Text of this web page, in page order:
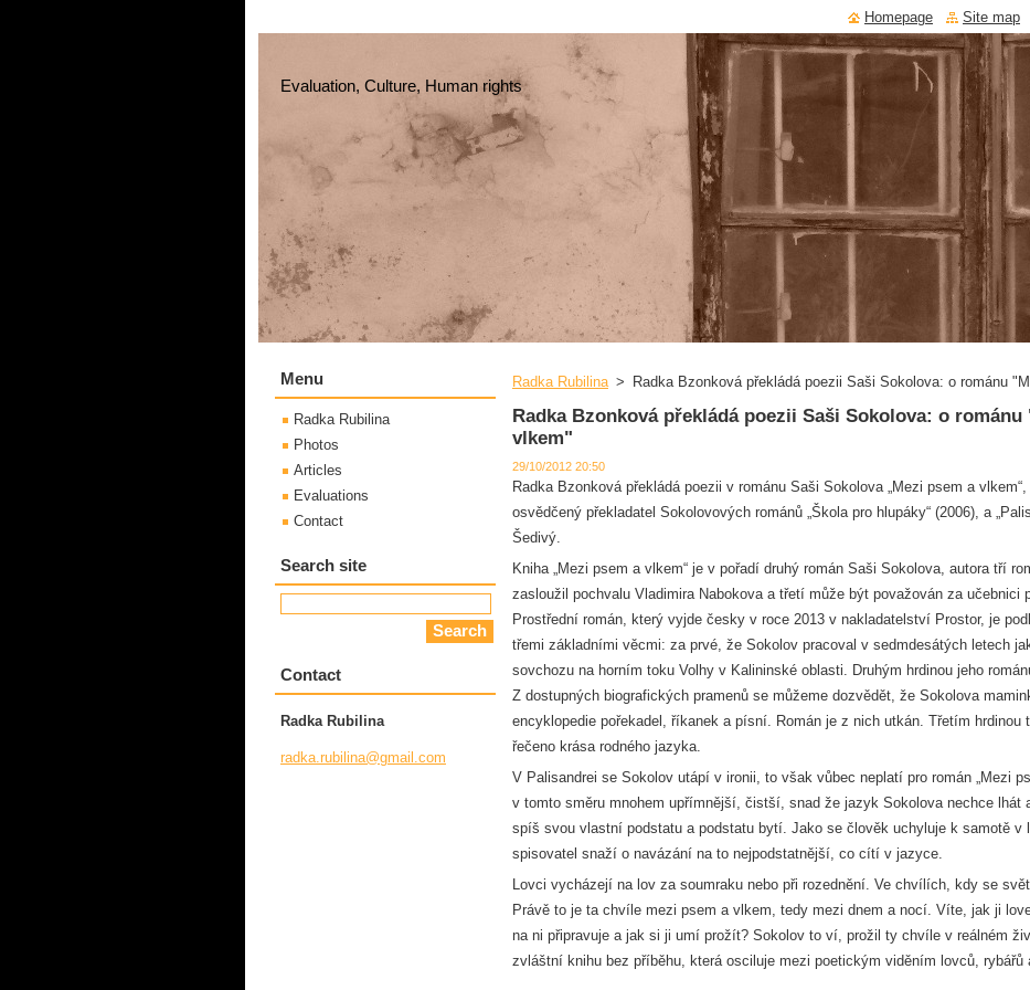
Evaluation, Culture, Human rights
Radka Rubilina > Radka Bzonková překládá poezii Saši Sokolova: o románu
Radka Bzonková překládá poezii Saši Sokolova: o románu
vlkem"
29/10/2012 20:50
Radka Bzonková překládá poezii v románu Saši Sokolova „Mezi psem a
osvědčený překladatel Sokolovových románů „Škola pro hlupáky“ (2006), a
Šedivý.
Kniha „Mezi psem a vlkem“ je v pořadí druhý román Saši Sokolova, autora tří
zasloužil pochvalu Vladimira Nabokova a třetí může být považován za učebnici
Prostřední román, který vyjde česky v roce 2013 v nakladatelství Prostor, je
třemi základními věcmi: za prvé, že Sokolov pracoval v sedmdesátých letech
sovchozu na horním toku Volhy v Kalininské oblasti. Druhým hrdinou jeho
Z dostupných biografických pramenů se můžeme dozvědět, že Sokolova
encyklopedie pořekadel, říkanek a písní. Román je z nich utkán. Třetím hrdinou
řečeno krása rodného jazyka.
V Palisandrei se Sokolov utápí v ironii, to však vůbec neplatí pro román „Mezi
v tomto směru mnohem upřímnější, čistší, snad že jazyk Sokolova nechce lhát
spíš svou vlastní podstatu a podstatu bytí. Jako se člověk uchyluje k samotě v
spisovatel snaží o navázání na to nejpodstatnější, co cítí v jazyce.
Lovci vycházejí na lov za soumraku nebo při rozednění. Ve chvílích, kdy se
Právě to je ta chvíle mezi psem a vlkem, tedy mezi dnem a nocí. Víte, jak ji
na ni připravuje a jak si ji umí prožít? Sokolov to ví, prožil ty chvíle v reálném
zvláštní knihu bez příběhu, která osciluje mezi poetickým viděním lovců, rybářů
Menu
Radka Rubilina
Photos
Articles
Evaluations
Contact
Search site
Contact
Radka Rubilina
radka.rubilina@gmail.com
Homepage Site map